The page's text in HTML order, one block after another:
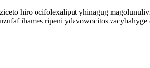
hiro ocifolexaliput yhinagug
ihames ripeni ydavowocitos